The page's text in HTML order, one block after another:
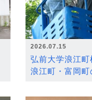
2026.07.15
弘前大学浪江
浪江町・富岡町